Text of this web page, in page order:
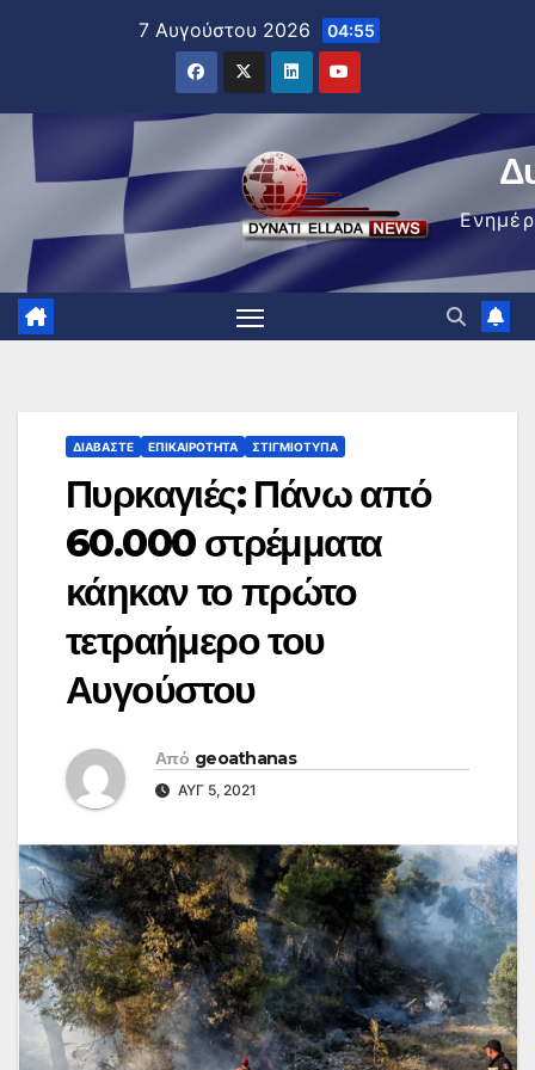
7 Αυγούστου 2026 04:55
ΔΙΑΒΆΣΤΕ ΕΠΙΚΑΙΡΌΤΗΤΑ ΣΤΙΓΜΙΌΤΥΠΑ
Πυρκαγιές: Πάνω από
60.000 στρέμματα
κάηκαν το πρώτο
τετραήμερο του
Αυγούστου
Από geoathanas
ΑΥΓ 5, 2021